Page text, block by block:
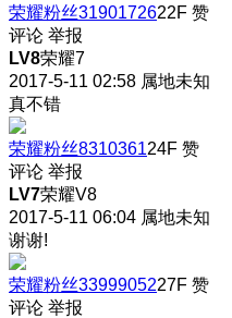
荣耀粉丝3190172622F 赞
评论 举报
LV8荣耀7
2017-5-11 02:58 属地未知
真不错
荣耀粉丝831036124F 赞
评论 举报
LV7荣耀V8
2017-5-11 06:04 属地未知
谢谢!
荣耀粉丝3399905227F 赞
评论 举报